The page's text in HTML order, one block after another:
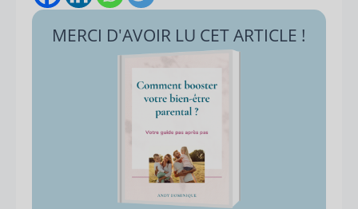
MERCI D'AVOIR LU CET ARTICLE !